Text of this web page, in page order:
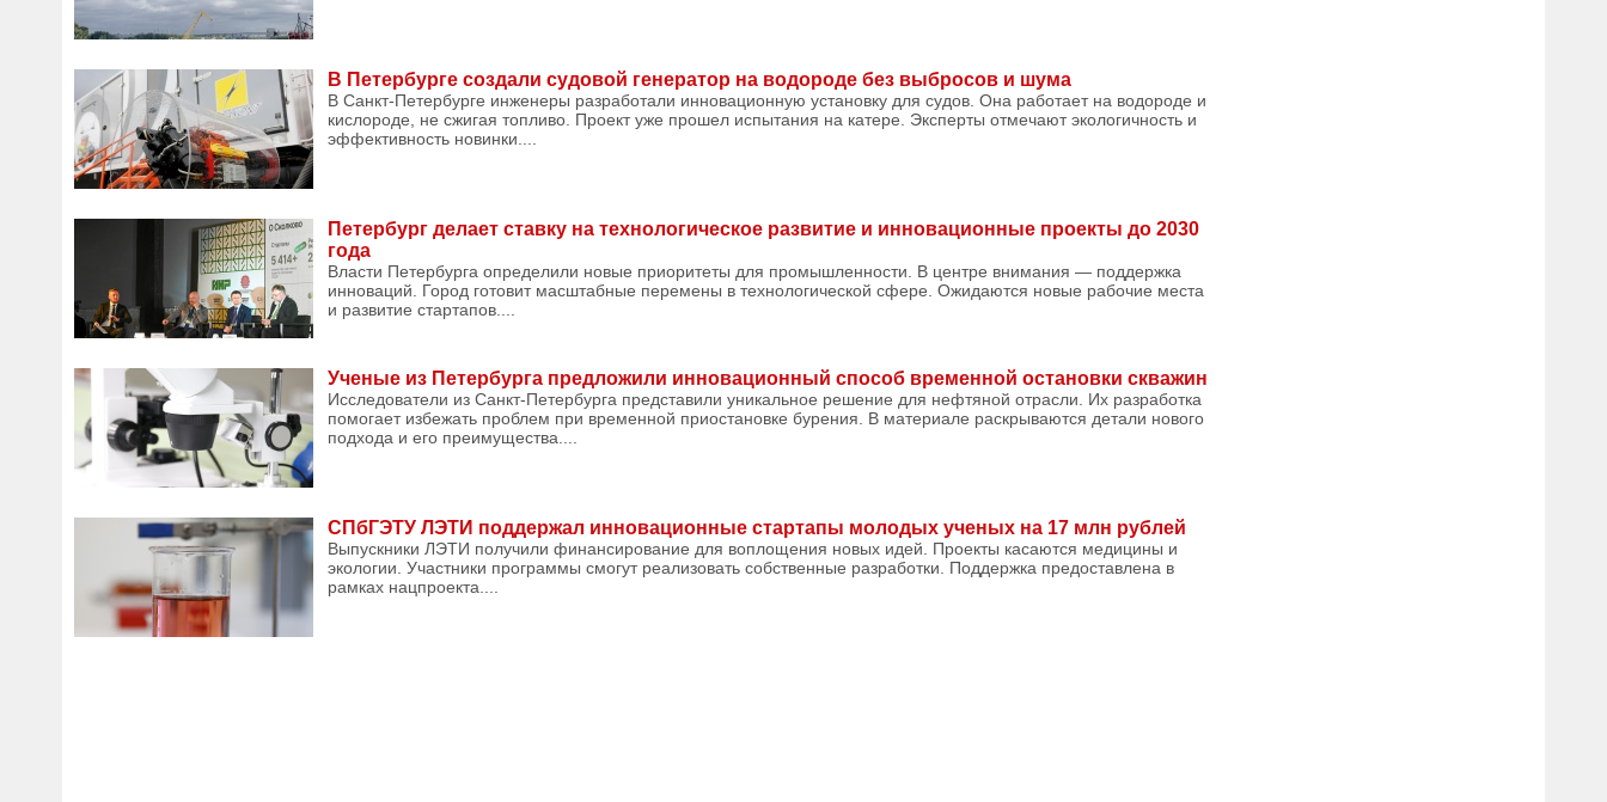
В Петербурге создали судовой генератор на водороде без выбросов и шума
В Санкт-Петербурге инженеры разработали инновационную установку для судов. Она работает на водороде и
кислороде, не сжигая топливо. Проект уже прошел испытания на катере. Эксперты отмечают экологичность и
эффективность новинки....
Петербург делает ставку на технологическое развитие и инновационные проекты до 2030
года
Власти Петербурга определили новые приоритеты для промышленности. В центре внимания — поддержка
инноваций. Город готовит масштабные перемены в технологической сфере. Ожидаются новые рабочие места
и развитие стартапов....
Ученые из Петербурга предложили инновационный способ временной остановки скважин
Исследователи из Санкт-Петербурга представили уникальное решение для нефтяной отрасли. Их разработка
помогает избежать проблем при временной приостановке бурения. В материале раскрываются детали нового
подхода и его преимущества....
СПбГЭТУ ЛЭТИ поддержал инновационные стартапы молодых ученых на 17 млн рублей
Выпускники ЛЭТИ получили финансирование для воплощения новых идей. Проекты касаются медицины и
экологии. Участники программы смогут реализовать собственные разработки. Поддержка предоставлена в
рамках нацпроекта....